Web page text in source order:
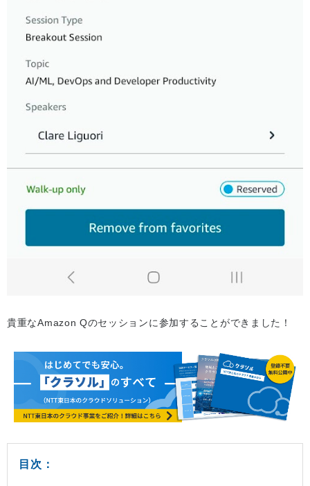
貴重なAmazon Qのセッションに参加することができました！
目次：